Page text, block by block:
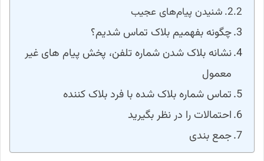
شنیدن پیام‌های عجیب
چگونه بفهمیم بلاک تماس شدیم؟
نشانه بلاک شدن شماره تلفن، پخش پیام های غیر
معمول
تماس شماره بلاک شده با فرد بلاک کننده
احتمالات را در نظر بگیرید
جمع بندی